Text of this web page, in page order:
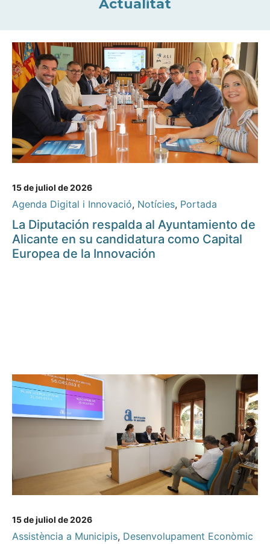
Actualitat
15 de juliol de 2026
Agenda Digital i Innovació, Notícies, Portada
La Diputación respalda al Ayuntamiento de
Alicante en su candidatura como Capital
Europea de la Innovación
15 de juliol de 2026
Assistència a Municipis, Desenvolupament Econòmic